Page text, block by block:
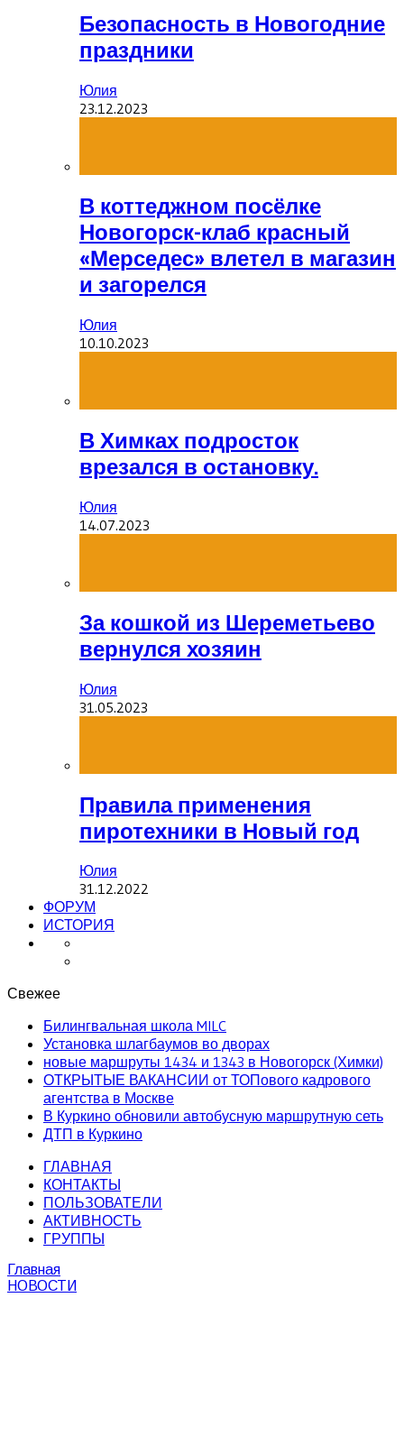
Безопасность в Новогодние
праздники
Юлия
23.12.2023
В коттеджном посёлке
Новогорск-клаб красный
«Мерседес» влетел в магазин
и загорелся
Юлия
10.10.2023
В Химках подросток
врезался в остановку.
Юлия
14.07.2023
За кошкой из Шереметьево
вернулся хозяин
Юлия
31.05.2023
Правила применения
пиротехники в Новый год
Юлия
31.12.2022
ФОРУМ
ИСТОРИЯ
Свежее
Билингвальная школа MILC
Установка шлагбаумов во дворах
новые маршруты 1434 и 1343 в Новогорск (Химки)
ОТКРЫТЫЕ ВАКАНСИИ от ТОПового кадрового
агентства в Москве
В Куркино обновили автобусную маршрутную сеть
ДТП в Куркино
ГЛАВНАЯ
КОНТАКТЫ
ПОЛЬЗОВАТЕЛИ
АКТИВНОСТЬ
ГРУППЫ
Главная
НОВОСТИ